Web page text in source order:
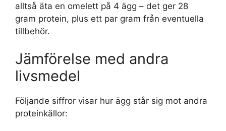
alltså äta en omelett på 4 ägg – det ger 28
gram protein, plus ett par gram från eventuella
tillbehör.
Jämförelse med andra
livsmedel
Följande siffror visar hur ägg står sig mot andra
proteinkällor: